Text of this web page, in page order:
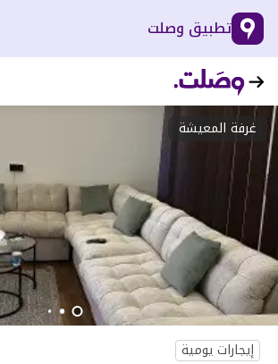
تطبيق وصلت
غرفة المعيشة
إيجارات يومية